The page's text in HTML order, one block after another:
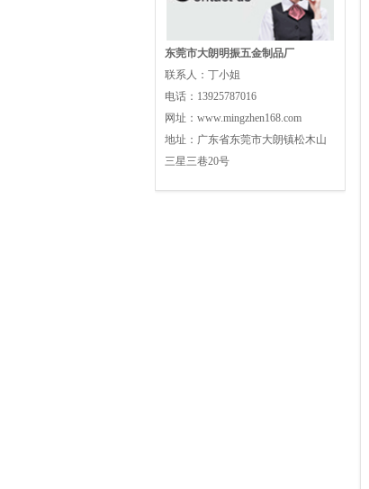
东莞市大朗明振五金制品厂
联系人： 丁小姐
电话： 13925787016
网址： www.mingzhen168.com
地址： 广东省东莞市大朗镇松木山
三星三巷20号